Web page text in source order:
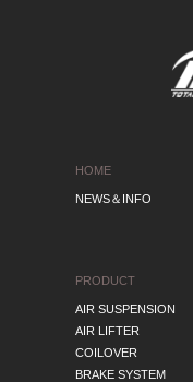
HOME
NEWS＆INFO
PRODUCT
AIR SUSPENSION
AIR LIFTER
COILOVER
BRAKE SYSTEM